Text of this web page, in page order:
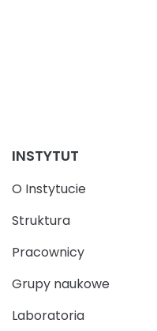
INSTYTUT
O Instytucie
Struktura
Pracownicy
Grupy naukowe
Laboratoria